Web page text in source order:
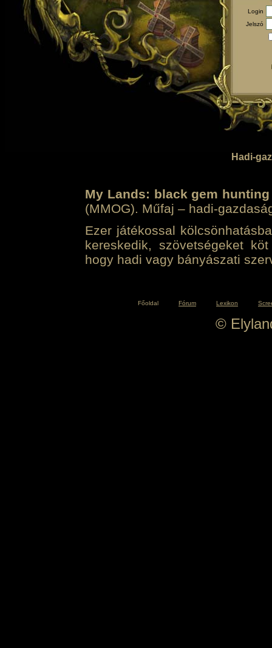
Login
Jelszó
Hadi-
My Lands: black gem hunting
(MMOG). Műfaj – hadi-
Ezer játékossal
kereskedik, szövetségeket
hogy hadi vagy bányászati
Főoldal Fórum Lexikon
©